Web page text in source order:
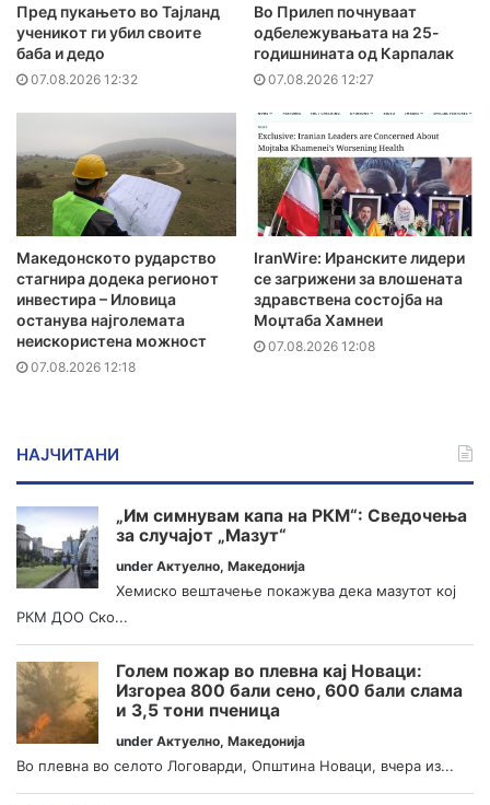
Пред пукањето во Тајланд
ученикот ги убил своите
баба и дедо
07.08.2026 12:32
Во Прилеп почнуваат
одбележувањата на 25-
годишнината од Карпалак
07.08.2026 12:27
Македонското рударство
стагнира додека регионот
инвестира – Иловица
останува најголемата
неискористена можност
07.08.2026 12:18
IranWire: Иранските лидери
се загрижени за влошената
здравствена состојба на
Моџтаба Хамнеи
07.08.2026 12:08
НАЈЧИТАНИ
„Им симнувам капа на РКМ“: Сведочења
за случајот „Мазут“
under Актуелно, Македонија
Хемиско вештачење покажува дека мазутот кој
РКМ ДОО Ско...
Голем пожар во плевна кај Новаци:
Изгореа 800 бали сено, 600 бали слама
и 3,5 тони пченица
under Актуелно, Македонија
Во плевна во селото Логоварди, Општина Новаци, вчера из...